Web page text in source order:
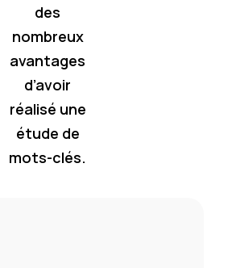
des
nombreux
avantages
d’avoir
réalisé une
étude de
mots-clés.